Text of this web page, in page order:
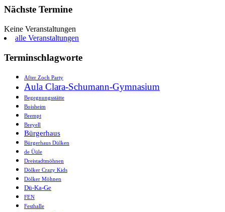
Nächste Termine
Keine Veranstaltungen
alle Veranstaltungen
Terminschlagworte
After Zoch Party
Aula Clara-Schumann-Gymnasium
Begegnungsstätte
Boisheim
Brempt
Breyell
Bürgerhaus
Bürgerhaus Dülken
de Üüle
Dreistadtmöhnen
Dölker Crazy Kids
Dölker Möhnen
Dü-Ka-Ge
FEN
Festhalle